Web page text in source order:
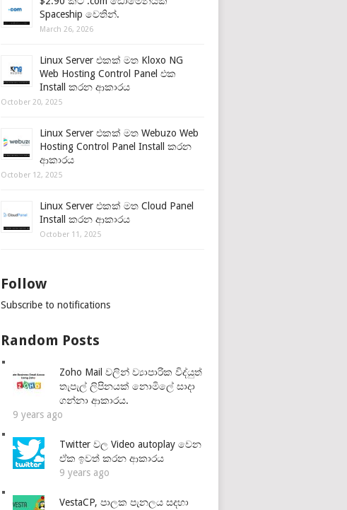
Spaceship වෙතින්.
March 26, 2026
Linux Server එකක් මත Kloxo NG
Web Hosting Control Panel එක
Install කරන ආකාරය
October 20, 2025
Linux Server එකක් මත Webuzo Web
Hosting Control Panel Install කරන
ආකාරය
October 12, 2025
Linux Server එකක් මත Cloud Panel
Install කරන ආකාරය
October 11, 2025
Follow
Subscribe to notifications
Random Posts
Zoho Mail වලින් ව්‍යාපාරික විද්යුත්
තැපැල් ලිපිනයක් නොමිලේ සාදා
ගන්නා ආකාරය.
9 years ago
Twitter වල Video autoplay වෙන
ඒක ඉවත් කරන ආකාරය
9 years ago
VestaCP, පාලක පැනලය සදහා